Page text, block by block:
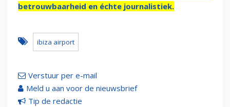
betrouwbaarheid en échte journalistiek.
ibiza airport
Verstuur per e-mail
Meld u aan voor de nieuwsbrief
Tip de redactie